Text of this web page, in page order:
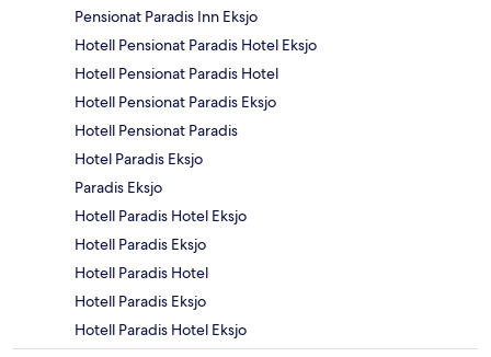
Pensionat Paradis Inn Eksjo
Hotell Pensionat Paradis Hotel Eksjo
Hotell Pensionat Paradis Hotel
Hotell Pensionat Paradis Eksjo
Hotell Pensionat Paradis
Hotel Paradis Eksjo
Paradis Eksjo
Hotell Paradis Hotel Eksjo
Hotell Paradis Eksjo
Hotell Paradis Hotel
Hotell Paradis Eksjo
Hotell Paradis Hotel Eksjo